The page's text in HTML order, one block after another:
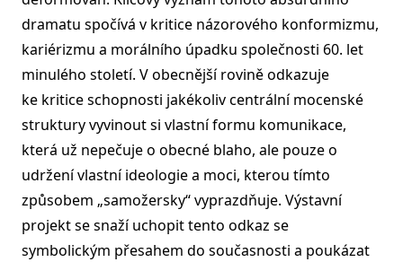
dramatu spočívá v kritice názorového konformizmu,
kariérizmu a morálního úpadku společnosti 60. let
minulého století. V obecnější rovině odkazuje
ke kritice schopnosti jakékoliv centrální mocenské
struktury vyvinout si vlastní formu komunikace,
která už nepečuje o obecné blaho, ale pouze o
udržení vlastní ideologie a moci, kterou tímto
způsobem „samožersky“ vyprazdňuje. Výstavní
projekt se snaží uchopit tento odkaz se
symbolickým přesahem do současnosti a poukázat